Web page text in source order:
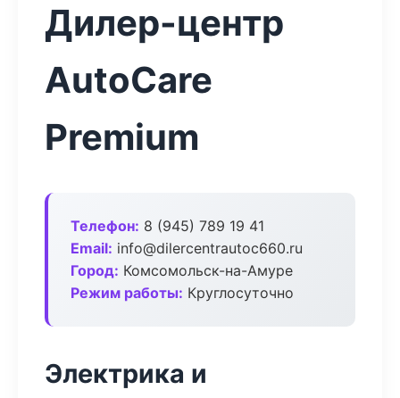
Дилер-центр
AutoCare
Premium
Телефон: 8 (945) 789 19 41
Email: info@dilercentrautoc660.ru
Город: Комсомольск-на-Амуре
Режим работы: Круглосуточно
Электрика и